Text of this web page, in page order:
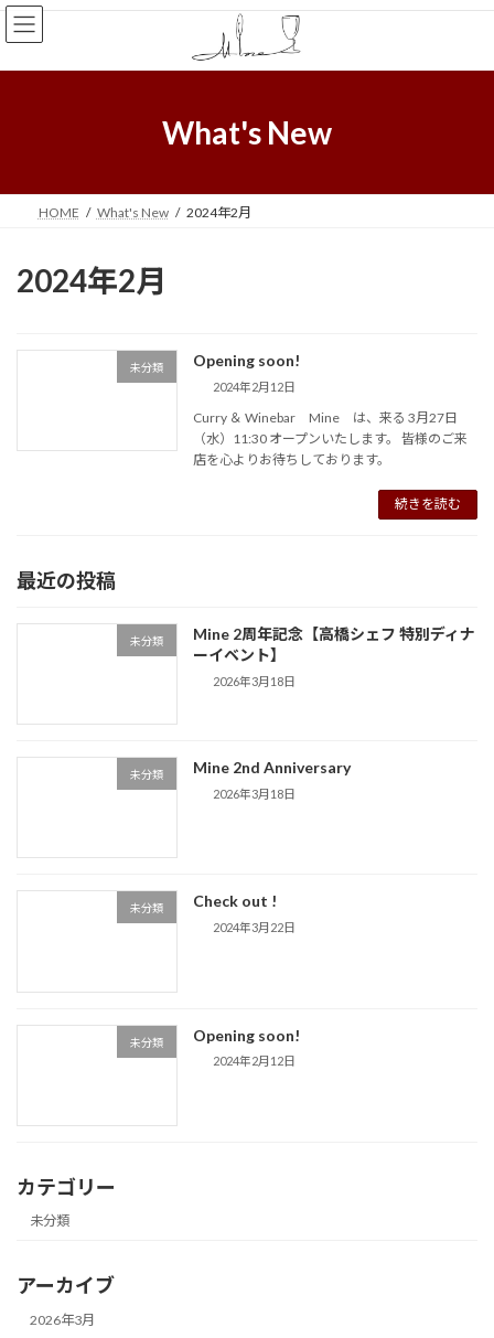
コ
ン
ン
ナ
ビ
ー
What's New
HOME What's New 2024年2月
2024年2月
未分類 Opening soon!
2024年2月12日
Curry ＆ Winebar Mine は、来る 3月27日
（水）11:30 オープンいたします。 皆様のご来
店を心よりお待ちしております。
続きを読む
最近の投稿
未分類
Mine 2周年記念【高橋シェフ 特別ディナ
ーイベント】
2026年3月18日
未分類 Mine 2nd Anniversary
2026年3月18日
未分類 Check out !
2024年3月22日
未分類 Opening soon!
2024年2月12日
カテゴリー
未分類
アーカイブ
2026年3月